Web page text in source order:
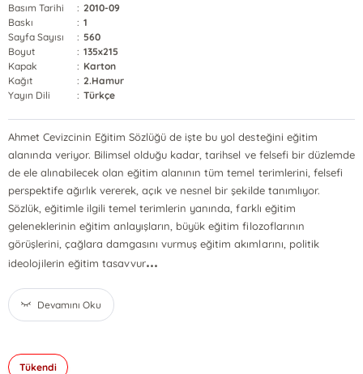
Basım Tarihi
: 2010-09
Baskı
: 1
Sayfa Sayısı
: 560
Boyut
: 135x215
Kapak
: Karton
Kağıt
: 2.Hamur
Yayın Dili
: Türkçe
Ahmet Cevizcinin Eğitim Sözlüğü de işte bu yol desteğini eğitim
alanında veriyor. Bilimsel olduğu kadar, tarihsel ve felsefi bir düzlemde
de ele alınabilecek olan eğitim alanının tüm temel terimlerini, felsefi
perspektife ağırlık vererek, açık ve nesnel bir şekilde tanımlıyor.
Sözlük, eğitimle ilgili temel terimlerin yanında, farklı eğitim
geleneklerinin eğitim anlayışların, büyük eğitim filozoflarının
görüşlerini, çağlara damgasını vurmuş eğitim akımlarını, politik
ideolojilerin eğitim tasavvur...
Devamını Oku
Tükendi